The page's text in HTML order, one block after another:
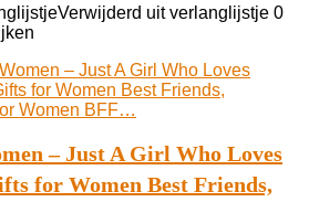
Verwijderd uit verlanglijstje 0
– Just A Girl Who Loves
for Women Best Friends,